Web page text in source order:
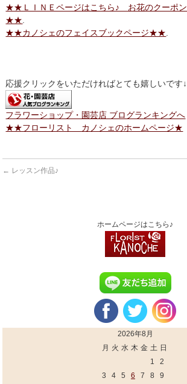
★★ＬＩＮＥページはこちら♪ お花のクーポン
★★
★★カノシェのフェイスブックページ★★
応援クリックをいただければとても嬉しいです↓
フラワーショップ・園芸店 ブログランキングへ
★★フローリスト カノシェのホームページ★
← レッスン作品♪
ホームページはこちら♪
2026年8月
月 火 水 木 金 土 日
1
2
3
4 5 6 7 8
9